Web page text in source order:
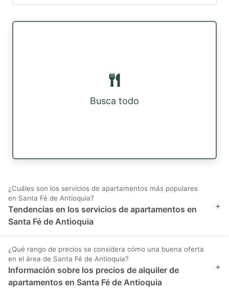
Busca todo
¿Cuáles son los servicios de apartamentos más populares
en Santa Fé de Antioquia?
Tendencias en los servicios de apartamentos en
Santa Fé de Antioquia
+
¿Qué rango de precios se considera cómo una buena oferta
en el área de Santa Fé de Antioquia?
Información sobre los precios de alquiler de
apartamentos en Santa Fé de Antioquia
+